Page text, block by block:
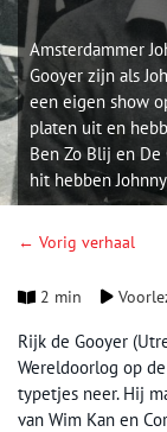
Amsterdammer
Gooyer zijn als
een eigen show
platen uit en
Ben Zo Blij en De
hit hebben
← Vorig verhaal
2 min
Rijk de Gooyer
Wereldoorlog op
typetjes neer. Hij
van Wim Kan en